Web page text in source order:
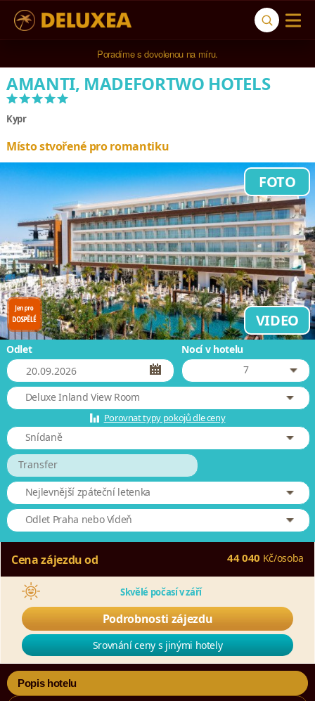
5* cestovní kancelář na luxusní dovolenou od 100.000 Kč.
AMANTI, MADEFORTWO HOTELS
*****
Kypr
Místo stvořené pro romantiku
FOTO
VIDEO
Odlet
Nocí v hotelu
7
Deluxe Inland View Room
Porovnat typy pokojů dle ceny
Snídaně
Transfer
Nejlevnější zpáteční letenka
Odlet Praha nebo Vídeň
Cena zájezdu od 44 040 Kč/osoba
Skvělé počasí v září
Podrobnosti zájezdu
Srovnání ceny s jinými hotely
Popis hotelu